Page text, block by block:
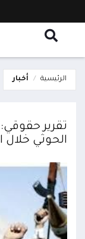
الرئيسية أخبار
الحوثي خلال